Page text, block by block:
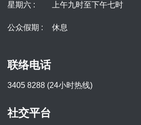
星期六 : 上午九时至下午七时
公众假期 : 休息
联络电话
3405 8288 (24小时热线)
社交平台